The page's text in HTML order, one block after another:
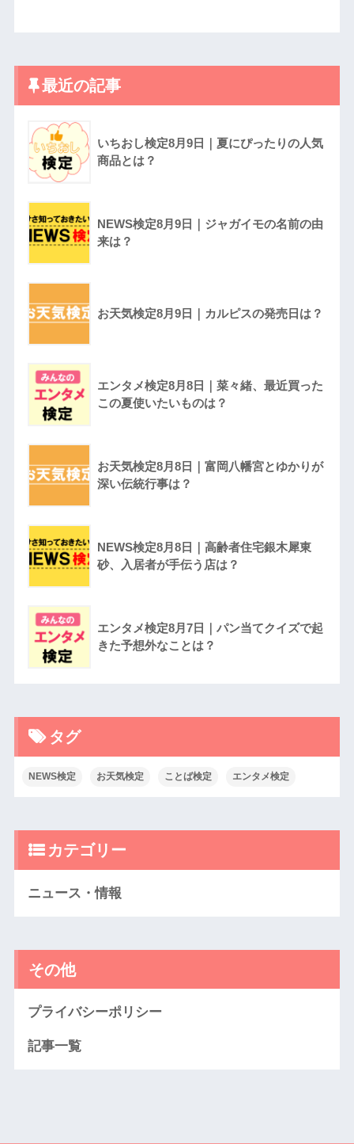
最近の記事
いちおし検定8月9日｜夏にぴったりの人気
商品とは？
NEWS検定8月9日｜ジャガイモの名前の由
来は？
お天気検定8月9日｜カルピスの発売日は？
エンタメ検定8月8日｜菜々緒、最近買った
この夏使いたいものは？
お天気検定8月8日｜富岡八幡宮とゆかりが
深い伝統行事は？
NEWS検定8月8日｜高齢者住宅銀木犀東
砂、入居者が手伝う店は？
エンタメ検定8月7日｜パン当てクイズで起
きた予想外なことは？
タグ
NEWS検定 お天気検定 ことば検定 エンタメ検定
カテゴリー
ニュース・情報
その他
プライバシーポリシー
記事一覧